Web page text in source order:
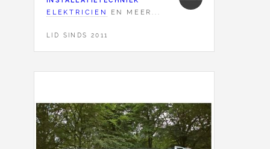
ELEKTRICIEN EN MEER...
LID SINDS 2011